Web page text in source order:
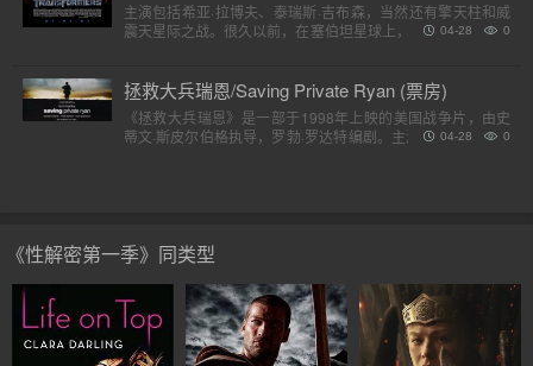
主演包括希亚·拉博夫、泰瑞斯·吉布森，当然还有擎天柱和威
震天星际之战。很久以前，在塞伯坦星球上，一个巨大的，强
0
04-28
拯救大兵瑞恩/Saving Private Ryan (票房)
《拯救大兵瑞恩》是一部于1998年上映的美国战争片，由史
蒂文·斯皮尔伯格执导，罗勃·罗达特编剧。主演包括汤姆·汉克
0
04-28
《性解密第一季》同类型